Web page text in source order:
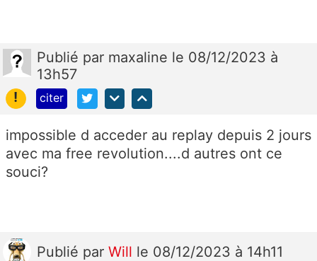
Publié par maxaline le 08/12/2023 à
13h57
!
citer
impossible d acceder au replay depuis 2 jours
avec ma free revolution....d autres ont ce
souci?
Publié par Will le 08/12/2023 à 14h11